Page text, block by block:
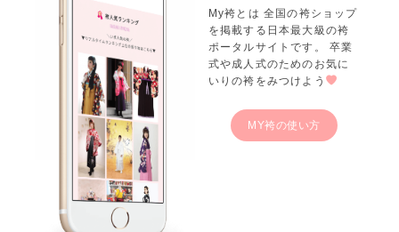
My袴とは 全国の袴ショップ
を掲載する日本最大級の袴
ポータルサイトです。 卒業
式や成人式のためのお気に
いりの袴をみつけよう
MY袴の使い方